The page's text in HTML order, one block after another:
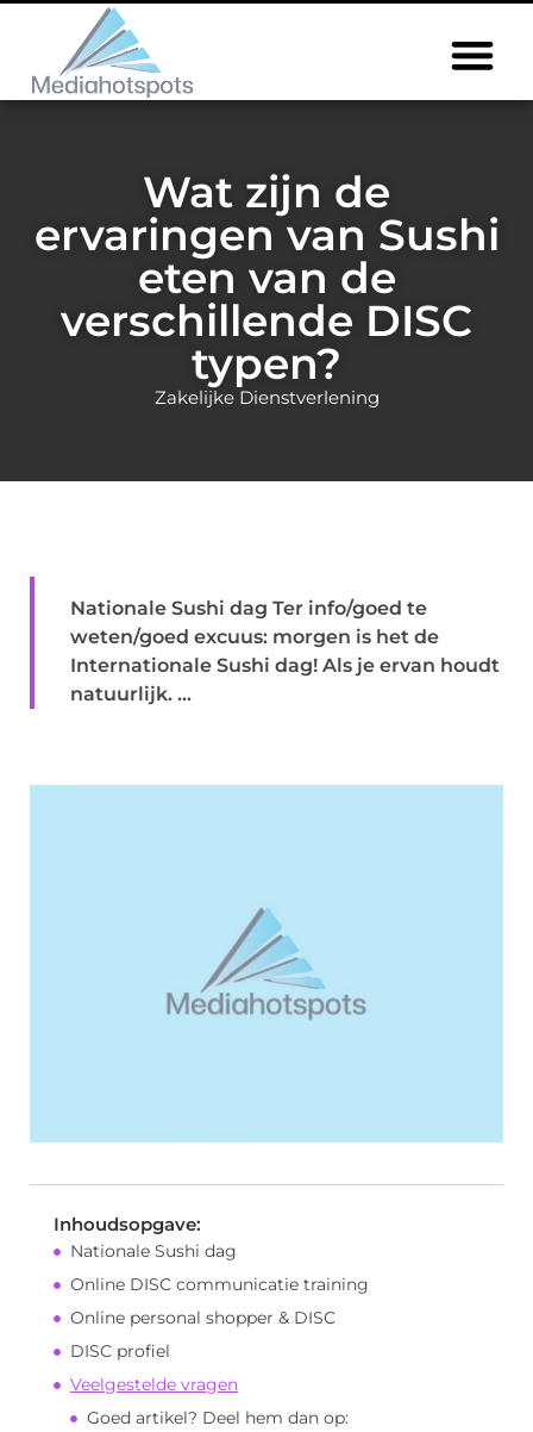
Wat zijn de
ervaringen van Sushi
eten van de
verschillende DISC
typen?
Zakelijke Dienstverlening
Nationale Sushi dag Ter info/goed te
weten/goed excuus: morgen is het de
Internationale Sushi dag! Als je ervan houdt
natuurlijk. ...
Inhoudsopgave:
Nationale Sushi dag
Online DISC communicatie training
Online personal shopper & DISC
DISC profiel
Veelgestelde vragen
Goed artikel? Deel hem dan op: